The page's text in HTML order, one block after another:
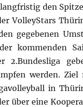
den
VolleyStars
gegebenen
kommenden
2.Bundesliga
werden. Ziel
in
über eine